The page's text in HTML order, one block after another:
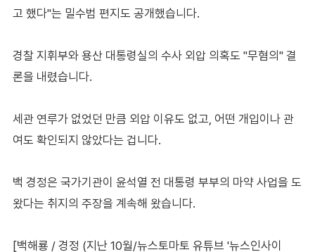
고 했다"는 밀수범 편지도 공개했습니다.
경찰 지휘부와 용산 대통령실의 수사 외압 의혹도 "무혐의" 결
론을 내렸습니다.
세관 연루가 없었던 만큼 외압 이유도 없고, 어떤 개입이나 관
여도 확인되지 않았다는 겁니다.
백 경정은 국가기관이 윤석열 전 대통령 부부의 마약 사업을 도
왔다는 취지의 주장을 계속해 왔습니다.
[백해룡 / 경정 (지난 10월/뉴스토마토 유튜브 '뉴스인사이